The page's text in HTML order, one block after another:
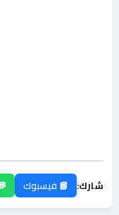
شارك: 📘 فيسبوك